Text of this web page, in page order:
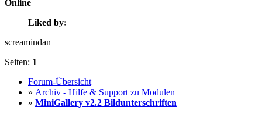
Online
Liked by:
screamindan
Seiten: 1
Forum-Übersicht
» Archiv - Hilfe & Support zu Modulen
» MiniGallery v2.2 Bildunterschriften